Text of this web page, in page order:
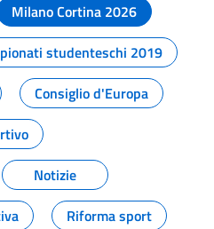
Milano Cortina 2026
studenteschi 2019
Consiglio d'Europa
Notizie
Riforma sport